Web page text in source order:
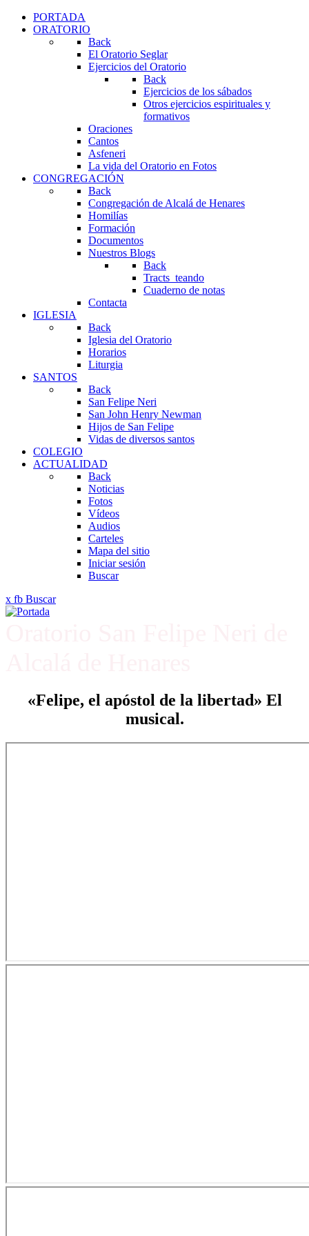
PORTADA
ORATORIO
Back
El Oratorio Seglar
Ejercicios del Oratorio
Back
Ejercicios de los sábados
Otros ejercicios espirituales y
formativos
Oraciones
Cantos
Asfeneri
La vida del Oratorio en Fotos
CONGREGACIÓN
Back
Congregación de Alcalá de Henares
Homilías
Formación
Documentos
Nuestros Blogs
Back
Tracts_teando
Cuaderno de notas
Contacta
IGLESIA
Back
Iglesia del Oratorio
Horarios
Liturgia
SANTOS
Back
San Felipe Neri
San John Henry Newman
Hijos de San Felipe
Vidas de diversos santos
COLEGIO
ACTUALIDAD
Back
Noticias
Fotos
Vídeos
Audios
Carteles
Mapa del sitio
Iniciar sesión
Buscar
x fb Buscar
«Felipe, el apóstol de la libertad» El
musical.